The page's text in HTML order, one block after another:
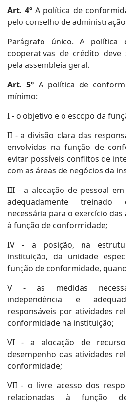
Art. 4ºA política de
pelo conselho de
Parágrafo único. A política
cooperativas de crédito deve
pela assembleia geral.
Art. 5º A política de
mínimo:
I - o objetivo e o escopo da
II - a divisão clara das
envolvidas na função de
evitar possíveis conflitos de
com as áreas de negócios da
III - a alocação de pessoal
adequadamente
necessária para o exercício
à função de conformidade;
IV - a posição, na
instituição, da unidade
função de conformidade,
V - as medidas
independência e
responsáveis por atividades
conformidade na instituição;
VI - a alocação de
desempenho das atividades
conformidade;
VII - o livre acesso dos
relacionadas à função